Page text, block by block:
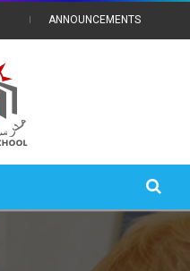
ANNOUNCEMENTS